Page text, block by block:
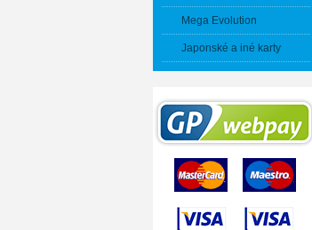
Mega Evolution
Japonské a iné karty